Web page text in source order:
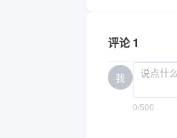
评论 1
我
0/500